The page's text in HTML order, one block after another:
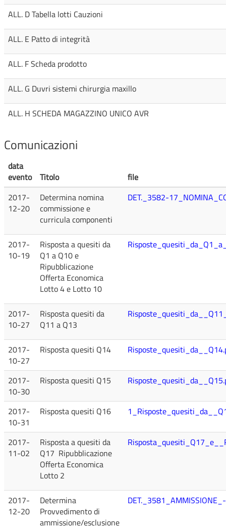
ALL. D Tabella lotti Cauzioni
ALL. E Patto di integrità
ALL. F Scheda prodotto
ALL. G Duvri sistemi chirurgia maxillo
ALL. H SCHEDA MAGAZZINO UNICO AVR
Comunicazioni
data
evento
Titolo
file
2017-
12-20
Determina nomina
commissione e
curricula componenti
DET._3582-
2017-
10-19
Risposta a quesiti da
Q1 a Q10 e
Ripubblicazione
Offerta Economica
Lotto 4 e Lotto 10
2017-
10-27
Risposta quesiti da
Q11 a Q13
2017-
10-27
Risposta quesiti Q14
2017-
10-30
Risposta quesiti Q15
2017-
10-31
Risposta quesiti Q16
2017-
11-02
Risposta a quesiti da
Q17 Ripubblicazione
Offerta Economica
Lotto 2
2017-
12-20
Determina
Provvedimento di
ammissione/esclusione